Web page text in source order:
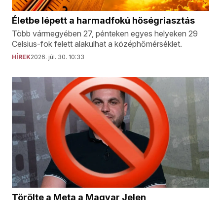
Életbe lépett a harmadfokú hőségriasztás
Több vármegyében 27, pénteken egyes helyeken 29
Celsius-fok felett alakulhat a középhőmérséklet.
HÍREK2026. júl. 30. 10:33
Törölte a Meta a Magyar Jelen